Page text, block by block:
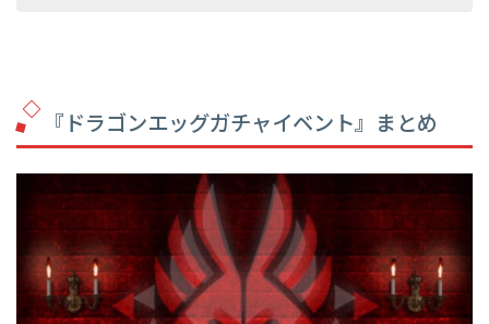
『ドラゴンエッグガチャイベント』まとめ